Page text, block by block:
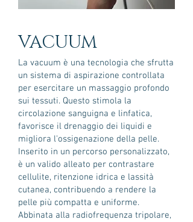
VACUUM
La vacuum è una tecnologia che sfrutta
un sistema di aspirazione controllata
per esercitare un massaggio profondo
sui tessuti. Questo stimola la
circolazione sanguigna e linfatica,
favorisce il drenaggio dei liquidi e
migliora l'ossigenazione della pelle.
Inserito in un percorso personalizzato,
è un valido alleato per contrastare
cellulite, ritenzione idrica e lassità
cutanea, contribuendo a rendere la
pelle più compatta e uniforme.
Abbinata alla radiofrequenza tripolare,